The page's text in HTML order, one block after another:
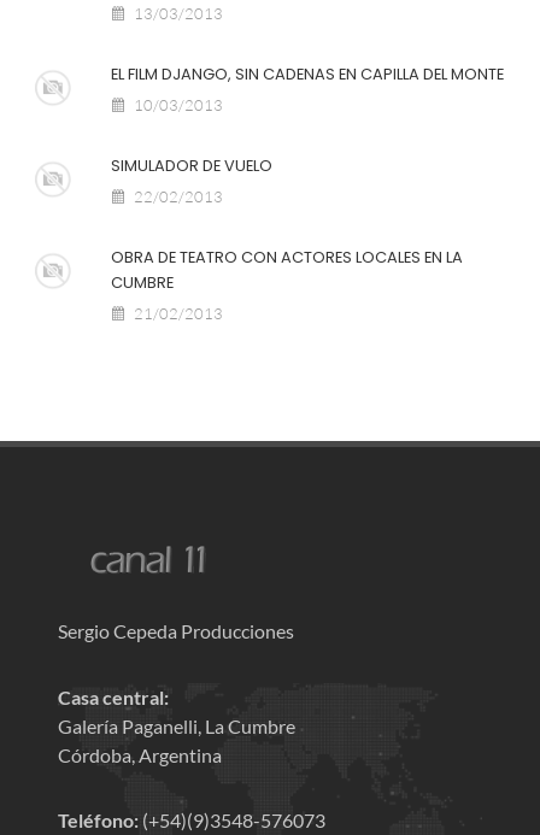
13/03/2013
EL FILM DJANGO, SIN CADENAS EN CAPILLA DEL MONTE
10/03/2013
SIMULADOR DE VUELO
22/02/2013
OBRA DE TEATRO CON ACTORES LOCALES EN LA
CUMBRE
21/02/2013
Sergio Cepeda Producciones
Casa central:
Galería Paganelli, La Cumbre
Córdoba, Argentina
Teléfono: (+54)(9)3548-576073